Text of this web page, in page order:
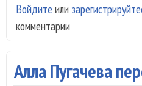
Войдите или
комментарии
Алла Пугачева